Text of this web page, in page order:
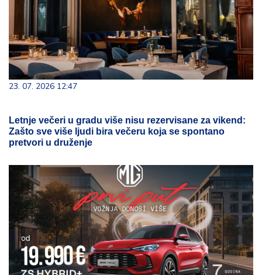
23. 07. 2026 12:47
Letnje večeri u gradu više nisu rezervisane za vikend:
Zašto sve više ljudi bira večeru koja se spontano
pretvori u druženje